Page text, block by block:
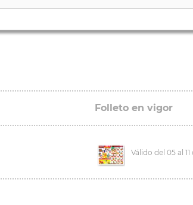
Folleto en vigor
Válido del 05 al